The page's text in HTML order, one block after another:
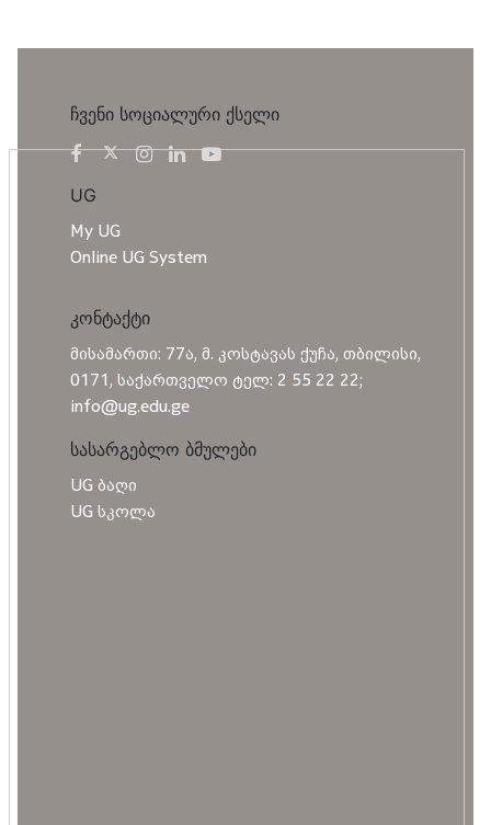
ჩვენი სოციალური ქსელი
UG
My UG
Online UG System
კონტაქტი
მისამართი: 77ა, მ. კოსტავას ქუჩა, თბილისი,
0171, საქართველო ტელ: 2 55 22 22;
info@ug.edu.ge
სასარგებლო ბმულები
UG ბაღი
UG სკოლა